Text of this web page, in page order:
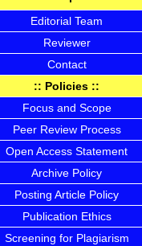
Editorial Team
Reviewer
Contact
:: Policies ::
Focus and Scope
Peer Review Process
Open Access Statement
Archive Policy
Posting Article Policy
Publication Ethics
Screening for Plagiarism